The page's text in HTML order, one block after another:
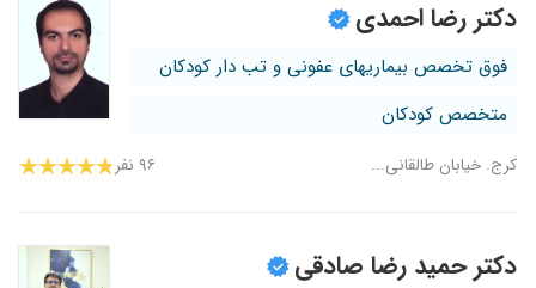
دکتر بسیار با تجربه ای هستن کارشون حرف نداره ۱۳۹۹/۱۱/۱۴
راتشخیص می دهد
۱۴۰۰/۰۵/۱۳
بهترین متخصصاطفالی هستن که دیدم ۱۴۰۰/۱۲/۱۲
دکتر بسیار خوب و دانایی است ۱۴۰۰/۰۹/۰۶
دکتر رضا احمدی
فوق تخصص بیماریهای عفونی و تب دار کودکان
متخصص کودکان
کرج. خیابان طالقانی... ۹۶ نفر
دکتر حمید رضا صادقی